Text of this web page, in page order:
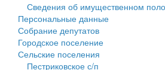
Сведения об имущественном
Персональные данные
Собрание депутатов
Городское поселение
Сельские поселения
Пестриковское с/п